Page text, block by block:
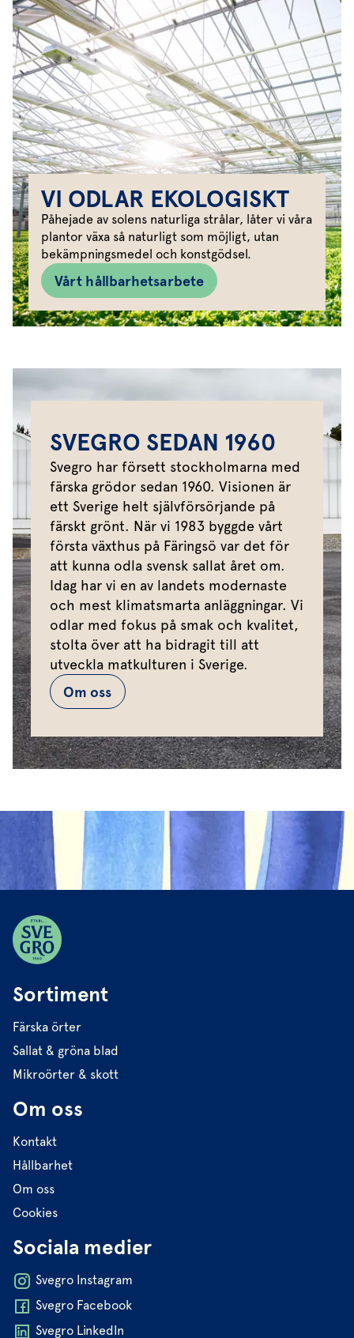
VI ODLAR EKOLOGISKT
Påhejade av solens naturliga strålar, låter vi våra
plantor växa så naturligt som möjligt, utan
bekämpningsmedel och konstgödsel.
Vårt hållbarhetsarbete
SVEGRO SEDAN 1960
Svegro har försett stockholmarna med
färska grödor sedan 1960. Visionen är
ett Sverige helt självförsörjande på
färskt grönt. När vi 1983 byggde vårt
första växthus på Färingsö var det för
att kunna odla svensk sallat året om.
Idag har vi en av landets modernaste
och mest klimatsmarta anläggningar. Vi
odlar med fokus på smak och kvalitet,
stolta över att ha bidragit till att
utveckla matkulturen i Sverige.
Om oss
Sortiment
Färska örter
Sallat & gröna blad
Mikroörter & skott
Om oss
Kontakt
Hållbarhet
Om oss
Cookies
Sociala medier
Svegro Instagram
Svegro Facebook
Svegro LinkedIn